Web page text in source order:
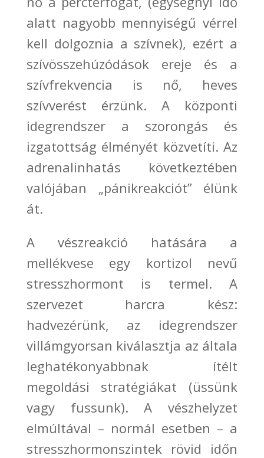
alatt nagyobb mennyiségű vérrel
kell dolgoznia a szívnek), ezért a
szívösszehúzódások ereje és a
szívfrekvencia is nő, heves
szívverést érzünk. A központi
idegrendszer a szorongás és
izgatottság élményét közvetíti. Az
adrenalinhatás következtében
valójában „pánikreakciót” élünk
át.
A vészreakció hatására a
mellékvese egy kortizol nevű
stresszhormont is termel. A
szervezet harcra kész:
hadvezérünk, az idegrendszer
villámgyorsan kiválasztja az általa
leghatékonyabbnak ítélt
megoldási stratégiákat (üssünk
vagy fussunk). A vészhelyzet
elmúltával – normál esetben – a
stresszhormonszintek rövid időn